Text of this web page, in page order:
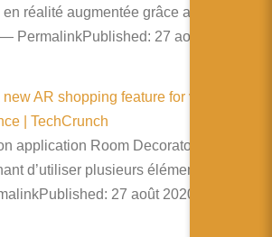
réalité augmentée grâce aux
PermalinkPublished: 27 août 2020 –
AR shopping feature for viewing
| TechCrunch
application Room Decorator sur iOS
d’utiliser plusieurs éléments de
27 août 2020 – 8 h 02